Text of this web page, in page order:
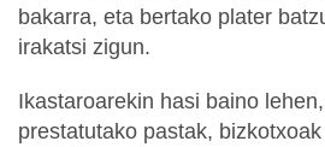
bakarra, eta bertako plater
irakatsi zigun.
Ikastaroarekin hasi baino
prestatutako pastak,